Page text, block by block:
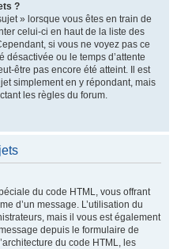
?
» lorsque vous êtes en train de
celui-ci en haut de la liste des
si vous ne voyez pas ce
désactivée ou le temps d’attente
être pas encore été atteint. Il est
simplement en y répondant, mais
les règles du forum.
du code HTML, vous offrant
d’un message. L’utilisation du
mais il vous est également
depuis le formulaire de
du code HTML, les